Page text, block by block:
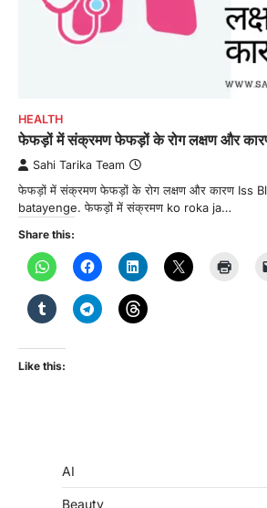
HEALTH
फेफड़ों में संक्रमण फेफड़ों के रोग लक्षण और
Sahi Tarika Team
फेफड़ों में संक्रमण फेफड़ों के रोग लक्षण और कारण Iss
batayenge. फेफड़ों में संक्रमण ko roka ja…
Share this:
Like this:
AI
Beauty